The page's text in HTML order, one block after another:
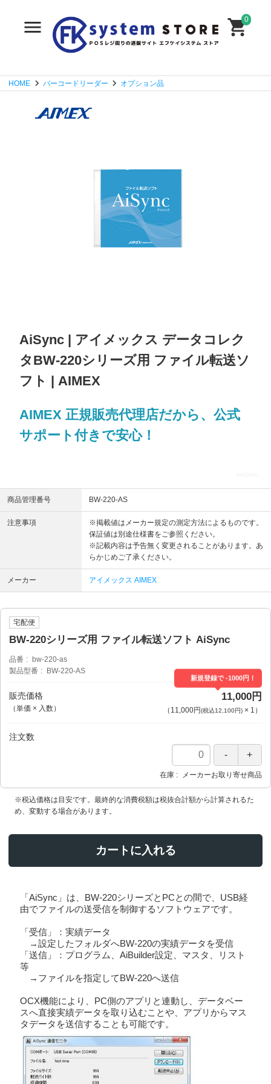
0
HOME バーコードリーダー オプション品
AiSync | アイメックス データコレク
タBW-220シリーズ用 ファイル転送ソ
フト | AIMEX
AIMEX 正規販売代理店だから、公式
サポート付きで安心！
商品管理番号 BW-220-AS
注意事項
※掲載値はメーカー規定の測定方法によるものです。
保証値は別途仕様書をご参照ください。
※記載内容は予告無く変更されることがあります。あ
らかじめご了承ください。
メーカー アイメックス AIMEX
宅配便
BW-220シリーズ用 ファイル転送ソフト AiSync
品番
bw-220-as
製品型番
BW-220-AS
販売価格
（単価 × 入数）
新規登録で -1000円！
11,000円
（ 11,000円(税込12,100円)× 1 ）
注文数
在庫 メーカーお取り寄せ商品
※税込価格は目安です。最終的な消費税額は税抜合計額から計算されるた
め、変動する場合があります。
カートに入れる
「AiSync」は、BW-220シリーズとPCとの間で、USB経
由でファイルの送受信を制御するソフトウェアです。
「受信」：実績データ
→設定したフォルダへBW-220の実績データを受信
「送信」：プログラム、AiBuilder設定、マスタ、リスト
等
→ファイルを指定してBW-220へ送信
OCX機能により、PC側のアプリと連動し、データベー
スへ直接実績データを取り込むことや、アプリからマス
タデータを送信することも可能です。